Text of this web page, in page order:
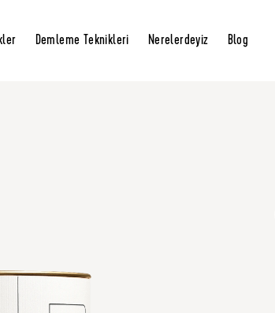
Demleme Teknikleri Nerelerdeyiz Blog